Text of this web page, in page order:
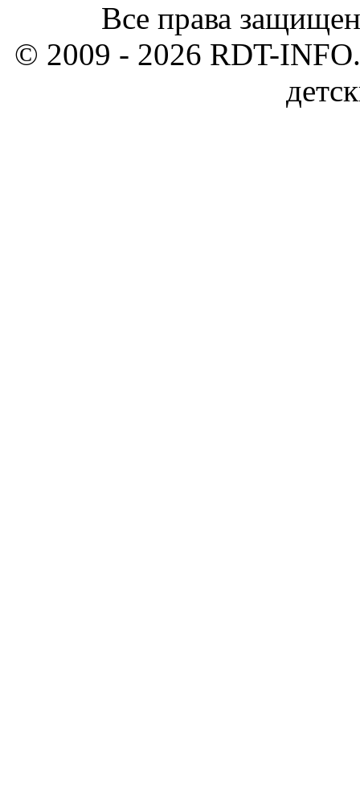
Все права
© 2009 - 2026 RDT-